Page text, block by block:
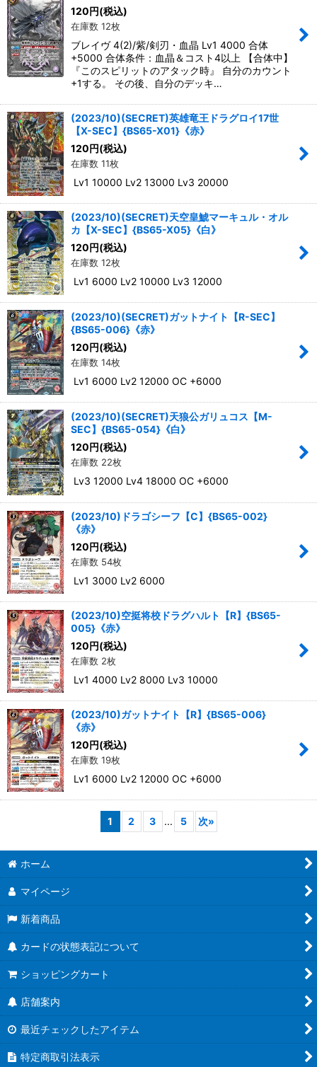
120円(税込)
在庫数 12枚
ブレイヴ 4(2)/紫/剣刃・血晶 Lv1 4000 合体
+5000 合体条件：血晶＆コスト4以上 【合体中】
『このスピリットのアタック時』 自分のカウント
+1する。 その後、自分のデッキ…
(2023/10)(SECRET)英雄竜王ドラグロイ17世
【X-SEC】{BS65-X01}《赤》
120円(税込)
在庫数 11枚
Lv1 10000 Lv2 13000 Lv3 20000
(2023/10)(SECRET)天空皇鯱マーキュル・オル
カ【X-SEC】{BS65-X05}《白》
120円(税込)
在庫数 12枚
Lv1 6000 Lv2 10000 Lv3 12000
(2023/10)(SECRET)ガットナイト【R-SEC】
{BS65-006}《赤》
120円(税込)
在庫数 14枚
Lv1 6000 Lv2 12000 OC +6000
(2023/10)(SECRET)天狼公ガリュコス【M-
SEC】{BS65-054}《白》
120円(税込)
在庫数 22枚
Lv3 12000 Lv4 18000 OC +6000
(2023/10)ドラゴシーフ【C】{BS65-002}
《赤》
120円(税込)
在庫数 54枚
Lv1 3000 Lv2 6000
(2023/10)空挺将校ドラグハルト【R】{BS65-
005}《赤》
120円(税込)
在庫数 2枚
Lv1 4000 Lv2 8000 Lv3 10000
(2023/10)ガットナイト【R】{BS65-006}
《赤》
120円(税込)
在庫数 19枚
Lv1 6000 Lv2 12000 OC +6000
1 2 3 ... 5 次»
ホーム
マイページ
新着商品
カードの状態表記について
ショッピングカート
店舗案内
最近チェックしたアイテム
特定商取引法表示